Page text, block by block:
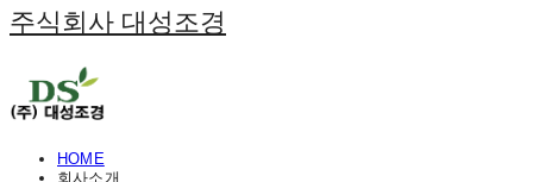
주식회사 대성조경
HOME
회사소개